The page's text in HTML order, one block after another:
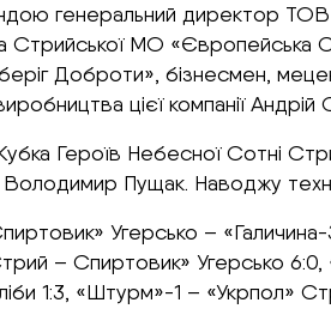
генеральний директор ТОВ
МО «Європейська
Доброти», бізнесмен,
цієї компанії Андрій
Героїв Небесної Сотні
Пущак. Наводжу
Угерсько –
– Спиртовик» Угерсько
1:3, «Штурм»-1 – «Укрпол»